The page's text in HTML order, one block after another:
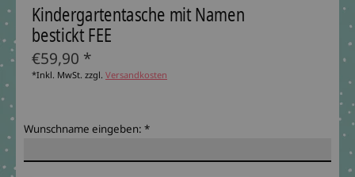
Kindergartentasche mit Namen
bestickt FEE
€59,90 *
*Inkl. MwSt. zzgl. Versandkosten
Wunschname eingeben: *